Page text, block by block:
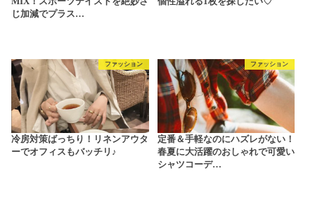
じ加減でプラス…
ファッション
冷房対策ばっちり！リネンアウタ
ーでオフィスもバッチリ♪
ファッション
定番＆手軽なのにハズレがない！
春夏に大活躍のおしゃれで可愛い
シャツコーデ…